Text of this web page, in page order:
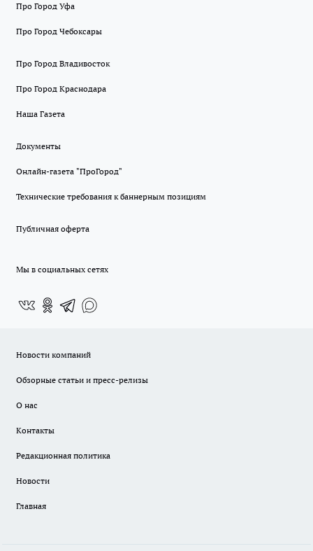
Про Город Уфа
Про Город Чебоксары
Про Город Владивосток
Про Город Краснодара
Наша Газета
Документы
Онлайн-газета "ПроГород"
Технические требования к баннерным позициям
Публичная оферта
Мы в социальных сетях
Новости компаний
Обзорные статьи и пресс-релизы
О нас
Контакты
Редакционная политика
Новости
Главная